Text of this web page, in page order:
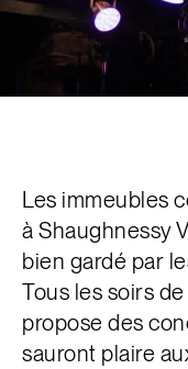
Les immeubles
à Shaughnessy
bien gardé par
Tous les soirs
propose des
sauront plaire